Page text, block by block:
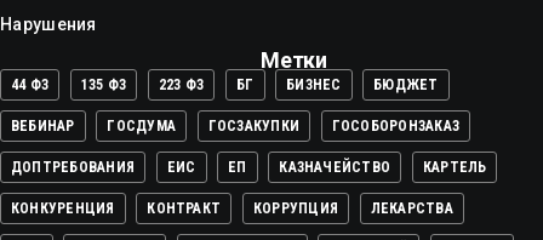
Нарушения
Метки
44 ФЗ 135 ФЗ 223 ФЗ БГ БИЗНЕС БЮДЖЕТ
ВЕБИНАР ГОСДУМА ГОСЗАКУПКИ ГОСОБОРОНЗАКАЗ
ДОПТРЕБОВАНИЯ ЕИС ЕП КАЗНАЧЕЙСТВО КАРТЕЛЬ
КОНКУРЕНЦИЯ КОНТРАКТ КОРРУПЦИЯ ЛЕКАРСТВА